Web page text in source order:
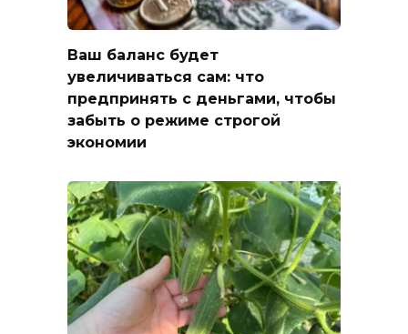
Ваш баланс будет
увеличиваться сам: что
предпринять с деньгами, чтобы
забыть о режиме строгой
экономии